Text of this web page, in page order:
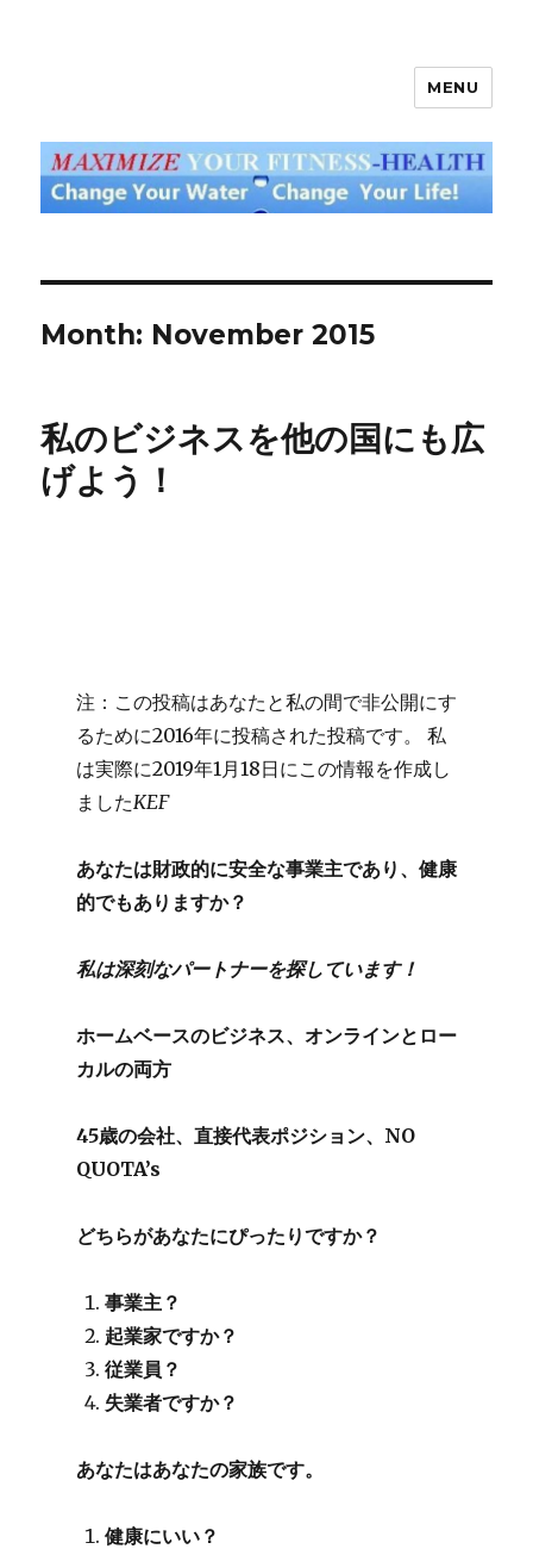
MENU
Month: November 2015
私のビジネスを他の国にも広
げよう！
注：この投稿はあなたと私の間で非公開にす
るために2016年に投稿された投稿です。
私
は実際に2019年1月18日にこの情報を作成し
ましたKEF
あなたは財政的に安全な事業主であり、健康
的でもありますか？
私は深刻なパートナーを探しています！
ホームベースのビジネス、オンラインとロー
カルの両方
45歳の会社、直接代表ポジション、NO
QUOTA’s
どちらがあなたにぴったりですか？
事業主？
起業家ですか？
従業員？
失業者ですか？
あなたはあなたの家族です。
健康にいい？